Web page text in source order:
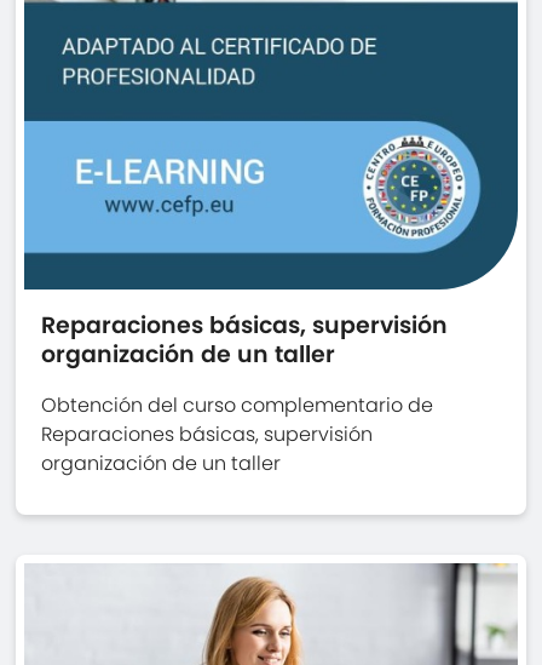
Reparaciones básicas, supervisión
organización de un taller
Obtención del curso complementario de
Reparaciones básicas, supervisión
organización de un taller